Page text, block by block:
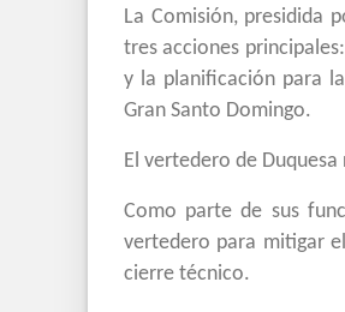
La Comisión, presidida
tres acciones
y la planificación para
Gran Santo Domingo.
El vertedero de
Como parte de sus
vertedero para mitigar
cierre técnico.